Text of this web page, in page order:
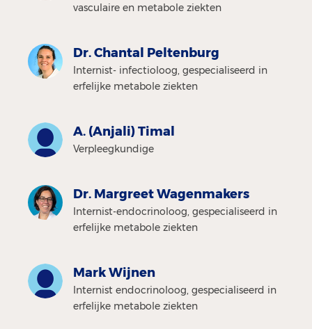
vasculaire en metabole ziekten
Dr. Chantal Peltenburg
Internist- infectioloog, gespecialiseerd in
erfelijke metabole ziekten
A. (Anjali) Timal
Verpleegkundige
Dr. Margreet Wagenmakers
Internist-endocrinoloog, gespecialiseerd in
erfelijke metabole ziekten
Mark Wijnen
Internist endocrinoloog, gespecialiseerd in
erfelijke metabole ziekten